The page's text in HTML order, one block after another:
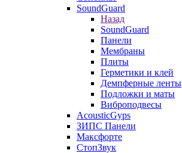
SoundGuard
Назад
SoundGuard
Панели
Мембраны
Плиты
Герметики и клей
Демпферные ленты
Подложки и маты
Виброподвесы
AcousticGyps
ЗИПС Панели
Максфорте
СтопЗвук